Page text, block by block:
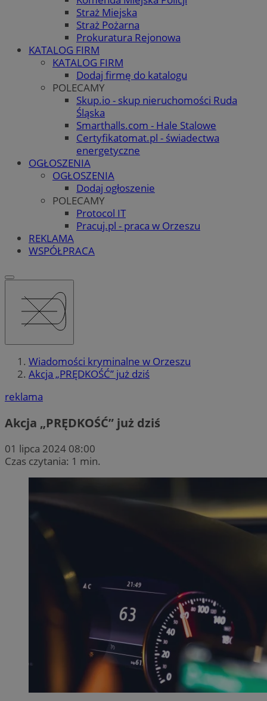
Straż Miejska
Straż Pożarna
Prokuratura Rejonowa
KATALOG FIRM
KATALOG FIRM
Dodaj firmę do katalogu
POLECAMY
Skup.io - skup nieruchomości Ruda
Śląska
Smarthalls.com - Hale Stalowe
Certyfikatomat.pl - świadectwa
energetyczne
OGŁOSZENIA
OGŁOSZENIA
Dodaj ogłoszenie
POLECAMY
Protocol IT
Pracuj.pl - praca w Orzeszu
REKLAMA
WSPÓŁPRACA
Wiadomości kryminalne w Orzeszu
Akcja „PRĘDKOŚĆ” już dziś
reklama
Akcja „PRĘDKOŚĆ” już dziś
01 lipca 2024 08:00
Czas czytania: 1 min.